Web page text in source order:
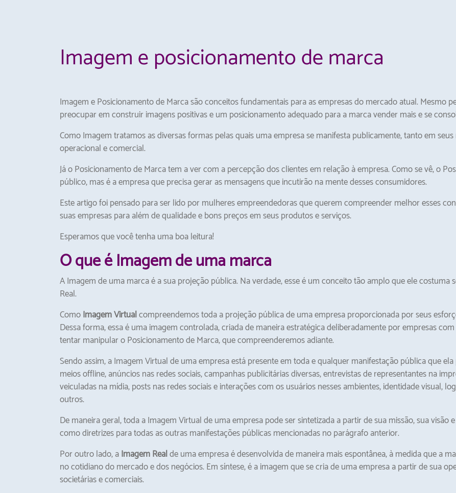
Imagem e posicionamento de marca
Imagem e Posicionamento de Marca são conceitos fundamentais para as empresas do mercado atual. Mesmo
preocupar em construir imagens positivas e um posicionamento adequado para a marca vender mais e se
Como Imagem tratamos as diversas formas pelas quais uma empresa se manifesta publicamente, tanto em
operacional e comercial.
Já o Posicionamento de Marca tem a ver com a percepção dos clientes em relação à empresa. Como se vê, o
público, mas é a empresa que precisa gerar as mensagens que incutirão na mente desses consumidores.
Este artigo foi pensado para ser lido por mulheres empreendedoras que querem compreender melhor esses
suas empresas para além de qualidade e bons preços em seus produtos e serviços.
Esperamos que você tenha uma boa leitura!
O que é Imagem de uma marca
A Imagem de uma marca é a sua projeção pública. Na verdade, esse é um conceito tão amplo que ele
Real.
ComoImagem Virtualcompreendemos toda a projeção pública de uma empresa proporcionada por seus
Dessa forma, essa é uma imagem controlada, criada de maneira estratégica deliberadamente por empresas
tentar manipular o Posicionamento de Marca, que compreenderemos adiante.
Sendo assim, a Imagem Virtual de uma empresa está presente em toda e qualquer manifestação pública que
meios offline, anúncios nas redes sociais, campanhas publicitárias diversas, entrevistas de representantes na
veiculadas na mídia, posts nas redes sociais e interações com os usuários nesses ambientes, identidade visual,
outros.
De maneira geral, toda a Imagem Virtual de uma empresa pode ser sintetizada a partir de sua missão, sua visão
como diretrizes para todas as outras manifestações públicas mencionadas no parágrafo anterior.
Por outro lado, aImagem Realde uma empresa é desenvolvida de maneira mais espontânea, à medida que a
no cotidiano do mercado e dos negócios. Em síntese, é a imagem que se cria de uma empresa a partir de sua
societárias e comerciais.